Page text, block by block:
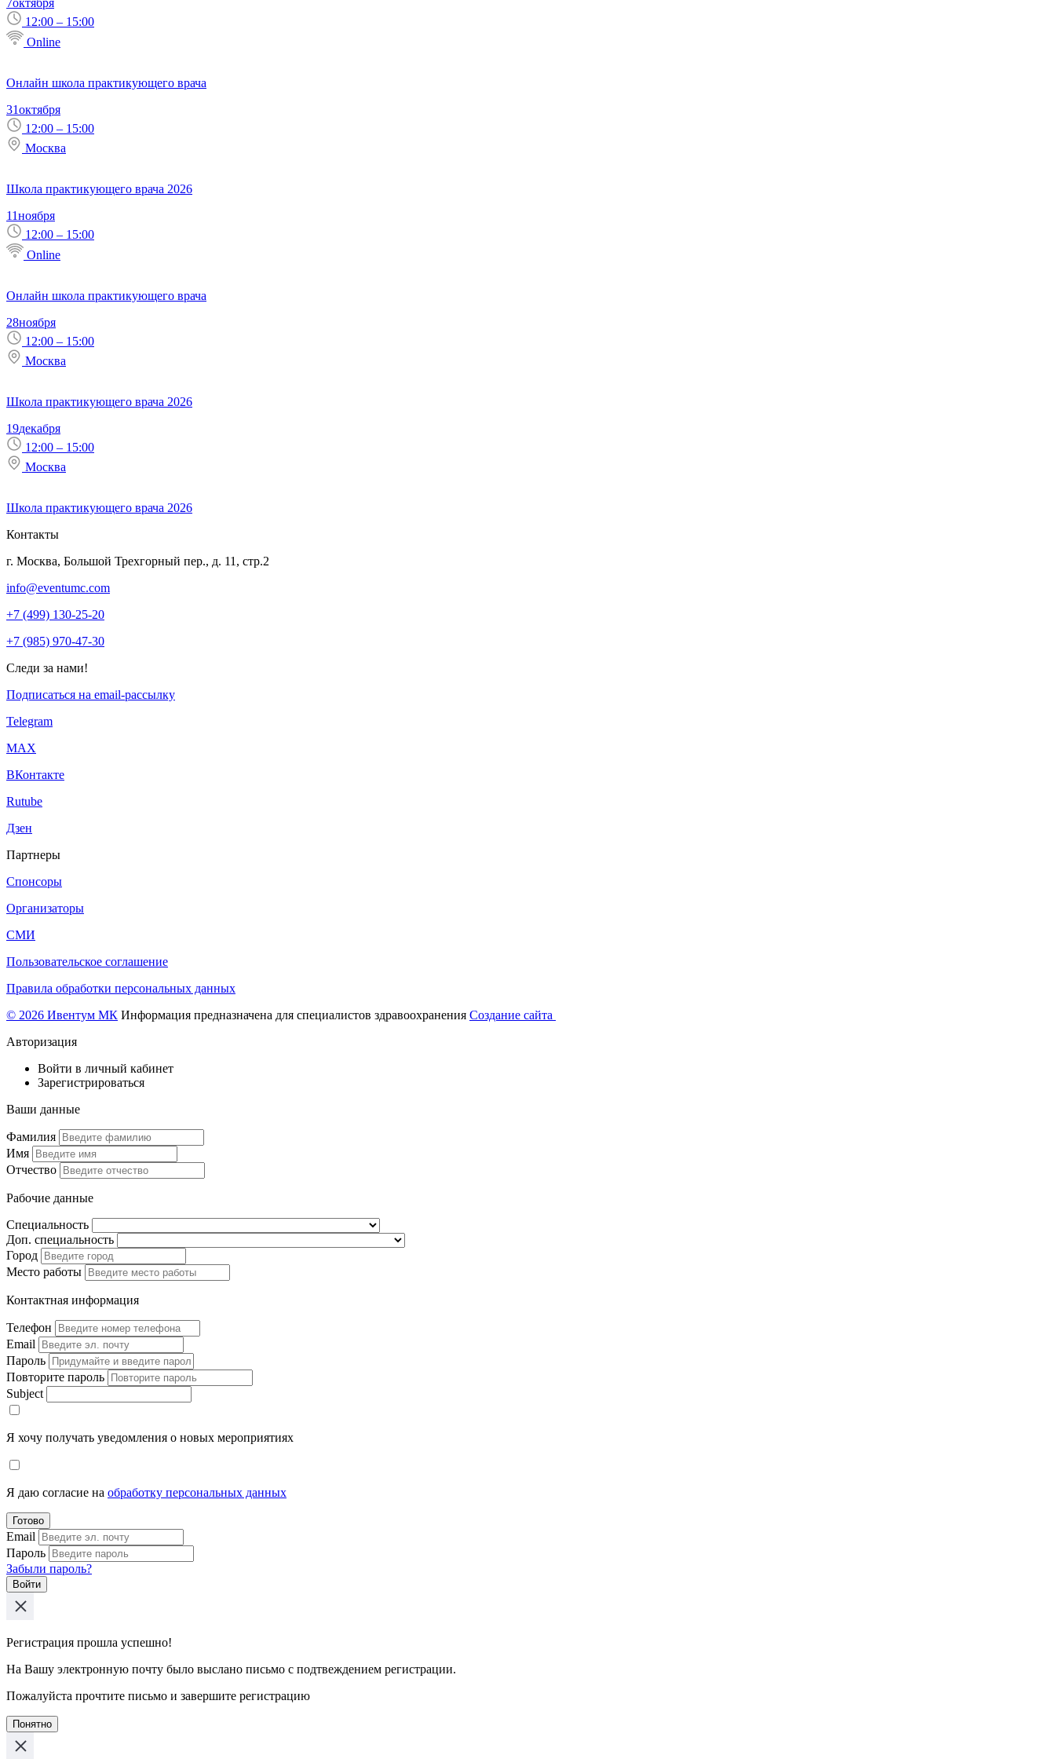
7октября
12:00 – 15:00
Online
Онлайн школа практикующего врача
31октября
12:00 – 15:00
Москва
Школа практикующего врача 2026
11ноября
12:00 – 15:00
Online
Онлайн школа практикующего врача
28ноября
12:00 – 15:00
Москва
Школа практикующего врача 2026
19декабря
12:00 – 15:00
Москва
Школа практикующего врача 2026
Контакты
г. Москва, Большой Трехгорный пер., д. 11, стр.2
info@eventumc.com
+7 (499) 130-25-20
+7 (985) 970-47-30
Следи за нами!
Подписаться на email-рассылку
Telegram
МАХ
ВКонтакте
Rutube
Дзен
Партнеры
Спонсоры
Организаторы
СМИ
Пользовательское соглашение
Правила обработки персональных данных
© 2026 Ивентум МК Информация предназначена для специалистов здравоохранения Создание сайта
Авторизация
Войти в личный кабинет
Зарегистрироваться
Ваши данные
Фамилия
Имя
Отчество
Рабочие данные
Специальность
Доп. специальность
Город
Место работы
Контактная информация
Телефон
Email
Пароль
Повторите пароль
Subject
Я хочу получать уведомления о новых мероприятиях
Я даю согласие на обработку персональных данных
Готово
Email
Пароль
Забыли пароль?
Войти
Регистрация прошла успешно!
На Вашу электронную почту было выслано письмо с подтвеждением регистрации.
Пожалуйста прочтите письмо и завершите регистрацию
Понятно